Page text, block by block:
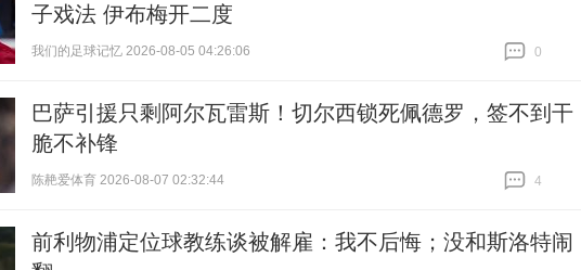
子戏法 伊布梅开二度
我们的足球记忆 2026-08-05 04:26:06
0
巴萨引援只剩阿尔瓦雷斯！切尔西锁死佩德罗，签不到干
脆不补锋
陈赩爱体育 2026-08-07 02:32:44
4
前利物浦定位球教练谈被解雇：我不后悔；没和斯洛特闹